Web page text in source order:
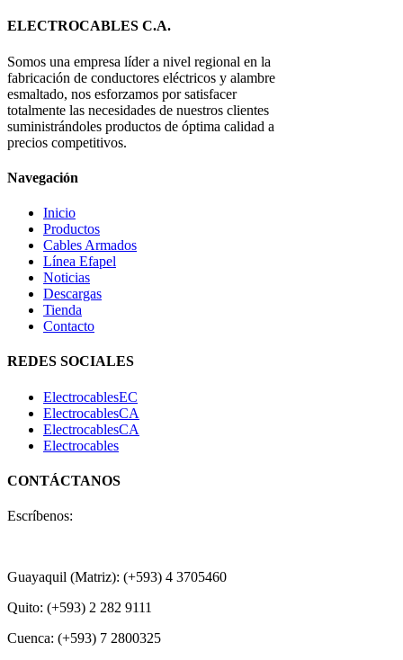
ELECTROCABLES C.A.
Somos una empresa líder a nivel regional en la
fabricación de conductores eléctricos y alambre
esmaltado, nos esforzamos por satisfacer
totalmente las necesidades de nuestros clientes
suministrándoles productos de óptima calidad a
precios competitivos.
Navegación
Inicio
Productos
Cables Armados
Línea Efapel
Noticias
Descargas
Tienda
Contacto
REDES SOCIALES
ElectrocablesEC
ElectrocablesCA
ElectrocablesCA
Electrocables
CONTÁCTANOS
Escríbenos:
Guayaquil (Matriz): (+593) 4 3705460
Quito: (+593) 2 282 9111
Cuenca: (+593) 7 2800325